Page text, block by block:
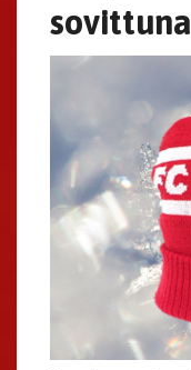
sovittuna